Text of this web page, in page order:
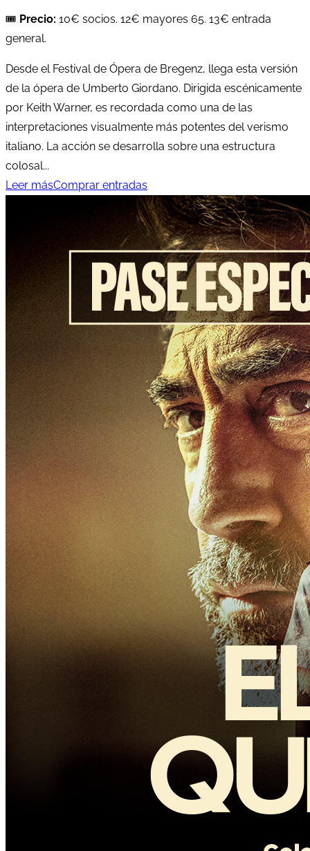
🎟️ Precio: 10€ socios. 12€ mayores 65. 13€ entrada
general.
Desde el Festival de Ópera de Bregenz, llega esta versión
de la ópera de Umberto Giordano. Dirigida escénicamente
por Keith Warner, es recordada como una de las
interpretaciones visualmente más potentes del verismo
italiano. La acción se desarrolla sobre una estructura
colosal...
Leer másComprar entradas